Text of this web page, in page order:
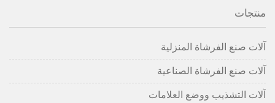
منتجات
آلات صنع الفرشاة المنزلية
آلات صنع الفرشاة الصناعية
آلات التشذيب ووضع العلامات